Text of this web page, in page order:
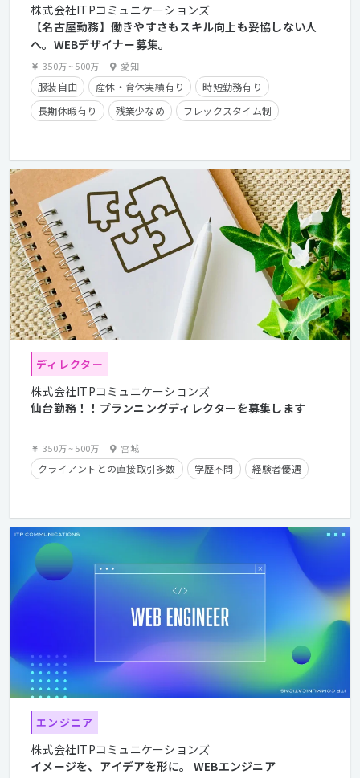
株式会社ITPコミュニケーションズ
【名古屋勤務】働きやすさもスキル向上も妥協しない人
へ。WEBデザイナー募集。
350万~500万 愛知
服装自由 産休・育休実績有り
時短勤務有り
長期休暇有り
残業少なめ
フレックスタイム制
ディレクター
株式会社ITPコミュニケーションズ
仙台勤務！！プランニングディレクターを募集します
350万~500万 宮城
クライアントとの直接取引多数 学歴不問 経験者優遇
エンジニア
株式会社ITPコミュニケーションズ
イメージを、アイデアを形に。 WEBエンジニア